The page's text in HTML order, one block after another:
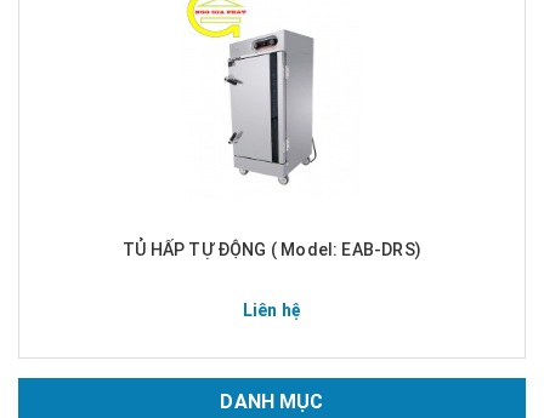
TỦ HẤP TỰ ĐỘNG ( Model: EAB-DRS)
Liên hệ
DANH MỤC